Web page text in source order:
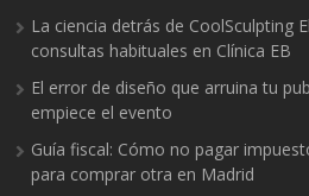
La ciencia detrás de CoolSculpting
consultas habituales en Clínica EB
El error de diseño que arruina tu
empiece el evento
Guía fiscal: Cómo no pagar
para comprar otra en Madrid